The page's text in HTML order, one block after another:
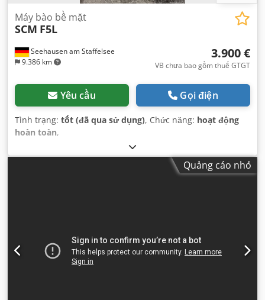
Seehausen am Staffelsee
9.386 km
Máy bào bề mặt
SCM F5L
3.900 €
VB chưa bao gồm thuế GTGT
Yêu cầu Gọi điện
Tình trạng: tốt (đã qua sử dụng), Chức năng: hoạt động
hoàn toàn,
Quảng cáo nhỏ